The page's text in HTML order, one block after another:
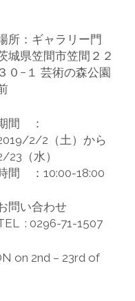
所：ギャラリー門
城県笠間市笠間２２
３０−１ 芸術の森公園
間 ：
2/2（土）から
23（水）
間 ：10:00-18:00
問い合わせ
: 0296-71-1507
on 2nd – 23rd of